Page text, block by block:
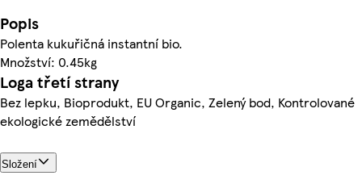
Popis
Polenta kukuřičná instantní bio.
Množství: 0.45kg
Loga třetí strany
Bez lepku, Bioprodukt, EU Organic, Zelený bod, Kontrolované
ekologické zemědělství
Složení